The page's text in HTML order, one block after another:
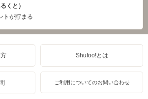
くと）
トが貯まる
Shufoo!とは
ご利用についてのお問い合わせ